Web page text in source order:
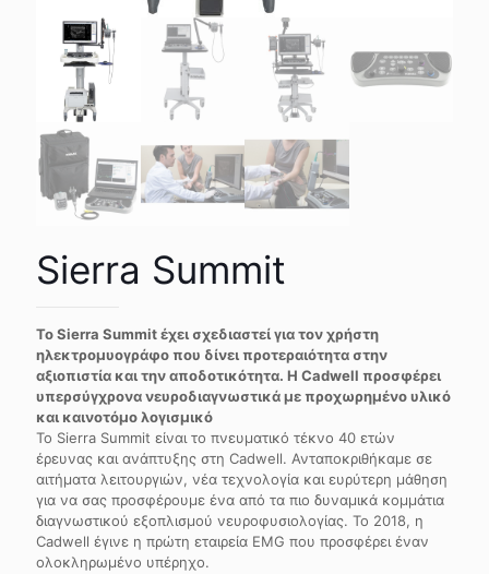
Sierra Summit
Το Sierra Summit έχει σχεδιαστεί για τον χρήστη
ηλεκτρομυογράφο που δίνει προτεραιότητα στην
αξιοπιστία και την αποδοτικότητα. Η Cadwell προσφέρει
υπερσύγχρονα νευροδιαγνωστικά με προχωρημένο υλικό
και καινοτόμο λογισμικό
Το Sierra Summit είναι το πνευματικό τέκνο 40 ετών
έρευνας και ανάπτυξης στη Cadwell. Ανταποκριθήκαμε σε
αιτήματα λειτουργιών, νέα τεχνολογία και ευρύτερη μάθηση
για να σας προσφέρουμε ένα από τα πιο δυναμικά κομμάτια
διαγνωστικού εξοπλισμού νευροφυσιολογίας. Το 2018, η
Cadwell έγινε η πρώτη εταιρεία EMG που προσφέρει έναν
ολοκληρωμένο υπέρηχο.